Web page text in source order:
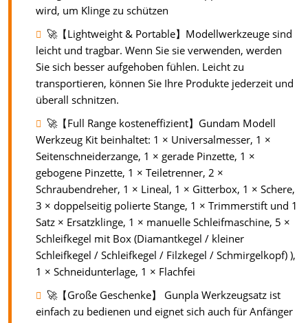
wird, um Klinge zu schützen
🚀【Lightweight & Portable】Modellwerkzeuge sind
leicht und tragbar. Wenn Sie sie verwenden, werden
Sie sich besser aufgehoben fühlen. Leicht zu
transportieren, können Sie Ihre Produkte jederzeit und
überall schnitzen.
🚀【Full Range kosteneffizient】Gundam Modell
Werkzeug Kit beinhaltet: 1 × Universalmesser, 1 ×
Seitenschneiderzange, 1 × gerade Pinzette, 1 ×
gebogene Pinzette, 1 × Teiletrenner, 2 ×
Schraubendreher, 1 × Lineal, 1 × Gitterbox, 1 × Schere,
3 × doppelseitig polierte Stange, 1 × Trimmerstift und 1
Satz × Ersatzklinge, 1 × manuelle Schleifmaschine, 5 ×
Schleifkegel mit Box (Diamantkegel / kleiner
Schleifkegel / Schleifkegel / Filzkegel / Schmirgelkopf) ),
1 × Schneidunterlage, 1 × Flachfei
🚀【Große Geschenke】 Gunpla Werkzeugsatz ist
einfach zu bedienen und eignet sich auch für Anfänger